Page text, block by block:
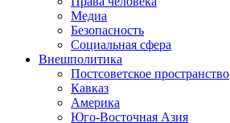
Медиа
Безопасность
Социальная сфера
Внешполитика
Постсоветское пространство
Кавказ
Америка
Юго-Восточная Азия